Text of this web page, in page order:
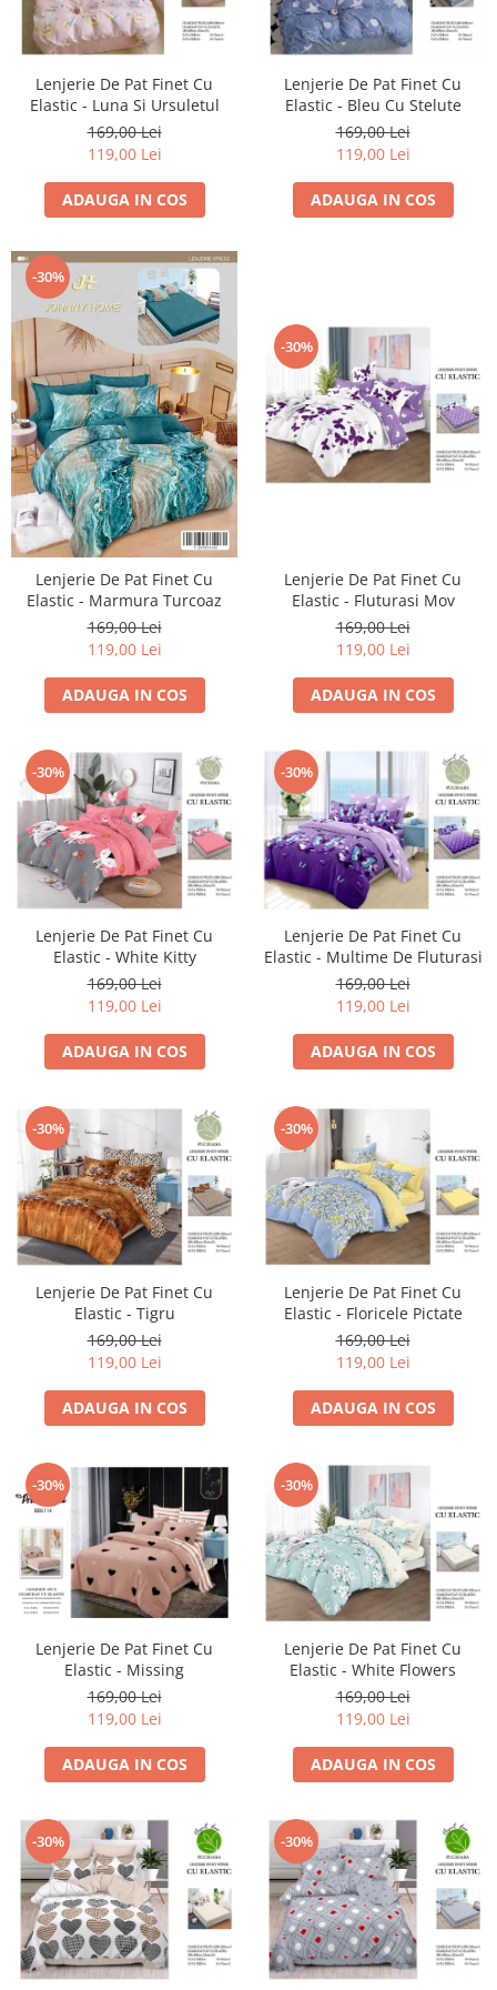
Lenjerie De Pat Finet Cu
Elastic - Luna Si Ursuletul
169,00 Lei
119,00 Lei
ADAUGA IN COS
Lenjerie De Pat Finet Cu
Elastic - Bleu Cu Stelute
169,00 Lei
119,00 Lei
ADAUGA IN COS
-30%
Lenjerie De Pat Finet Cu
Elastic - Marmura Turcoaz
169,00 Lei
119,00 Lei
ADAUGA IN COS
-30%
Lenjerie De Pat Finet Cu
Elastic - Fluturasi Mov
169,00 Lei
119,00 Lei
ADAUGA IN COS
-30%
Lenjerie De Pat Finet Cu
Elastic - White Kitty
169,00 Lei
119,00 Lei
ADAUGA IN COS
-30%
Lenjerie De Pat Finet Cu
Elastic - Multime De Fluturasi
169,00 Lei
119,00 Lei
ADAUGA IN COS
-30%
Lenjerie De Pat Finet Cu
Elastic - Tigru
169,00 Lei
119,00 Lei
ADAUGA IN COS
-30%
Lenjerie De Pat Finet Cu
Elastic - Floricele Pictate
169,00 Lei
119,00 Lei
ADAUGA IN COS
-30%
Lenjerie De Pat Finet Cu
Elastic - Missing
169,00 Lei
119,00 Lei
ADAUGA IN COS
-30%
Lenjerie De Pat Finet Cu
Elastic - White Flowers
169,00 Lei
119,00 Lei
ADAUGA IN COS
-30% -30%